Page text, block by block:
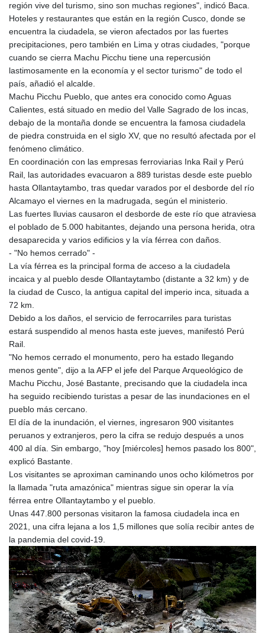
1590322.371805
ISK 142.598215
JEP 0.8566
JMD 183.057725
JOD 0.819746
JPY 182.445186
KGS 101.104505
KHR 4681.941823
KMF 492.514185
KRW 1627.712241
KYD 0.960588
KZT 540.233287
LAK 26025.676609
LBP
103223.017367
LKR 386.635196
LRD 208.057415
LTL 3.413768
LVL 0.699335
LYD 7.331909
MDL 20.044751
MGA 4918.938878
MMK 2427.596601
MNT 4159.0218
MOP 9.314584
MRU 46.338424
MVR 17.862733
MWK 1998.775164
MXN 19.811945
MZN 73.882892
NAD 18.726567
NGN 1577.963717
NIO 42.419473
NOK 10.99759
NZD 1.961547
OMR 0.442445
PAB 1.152686
PEN 3.903651
PGK 5.093937
PHP 70.183258
región vive del turismo, sino son muchas regiones", indicó Baca.
Hoteles y restaurantes que están en la región Cusco, donde se
encuentra la ciudadela, se vieron afectados por las fuertes
precipitaciones, pero también en Lima y otras ciudades, "porque
cuando se cierra Machu Picchu tiene una repercusión
lastimosamente en la economía y el sector turismo" de todo el
país, añadió el alcalde.
Machu Picchu Pueblo, que antes era conocido como Aguas
Calientes, está situado en medio del Valle Sagrado de los incas,
debajo de la montaña donde se encuentra la famosa ciudadela
de piedra construida en el siglo XV, que no resultó afectada por el
fenómeno climático.
En coordinación con las empresas ferroviarias Inka Rail y Perú
Rail, las autoridades evacuaron a 889 turistas desde este pueblo
hasta Ollantaytambo, tras quedar varados por el desborde del río
Alcamayo el viernes en la madrugada, según el ministerio.
Las fuertes lluvias causaron el desborde de este río que atraviesa
el poblado de 5.000 habitantes, dejando una persona herida, otra
desaparecida y varios edificios y la vía férrea con daños.
- "No hemos cerrado" -
La vía férrea es la principal forma de acceso a la ciudadela
incaica y al pueblo desde Ollantaytambo (distante a 32 km) y de
la ciudad de Cusco, la antigua capital del imperio inca, situada a
72 km.
Debido a los daños, el servicio de ferrocarriles para turistas
estará suspendido al menos hasta este jueves, manifestó Perú
Rail.
"No hemos cerrado el monumento, pero ha estado llegando
menos gente", dijo a la AFP el jefe del Parque Arqueológico de
Machu Picchu, José Bastante, precisando que la ciudadela inca
ha seguido recibiendo turistas a pesar de las inundaciones en el
pueblo más cercano.
El día de la inundación, el viernes, ingresaron 900 visitantes
peruanos y extranjeros, pero la cifra se redujo después a unos
400 al día. Sin embargo, "hoy [miércoles] hemos pasado los 800",
explicó Bastante.
Los visitantes se aproximan caminando unos ocho kilómetros por
la llamada "ruta amazónica" mientras sigue sin operar la vía
férrea entre Ollantaytambo y el pueblo.
Unas 447.800 personas visitaron la famosa ciudadela inca en
2021, una cifra lejana a los 1,5 millones que solía recibir antes de
la pandemia del covid-19.